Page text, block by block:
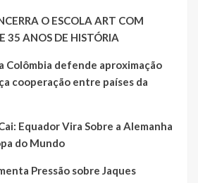
O ESCOLA ART COM
35 ANOS DE HISTÓRIA
Colômbia defende aproximação
cooperação entre países da
Equador Vira Sobre a Alemanha
do Mundo
Pressão sobre Jaques